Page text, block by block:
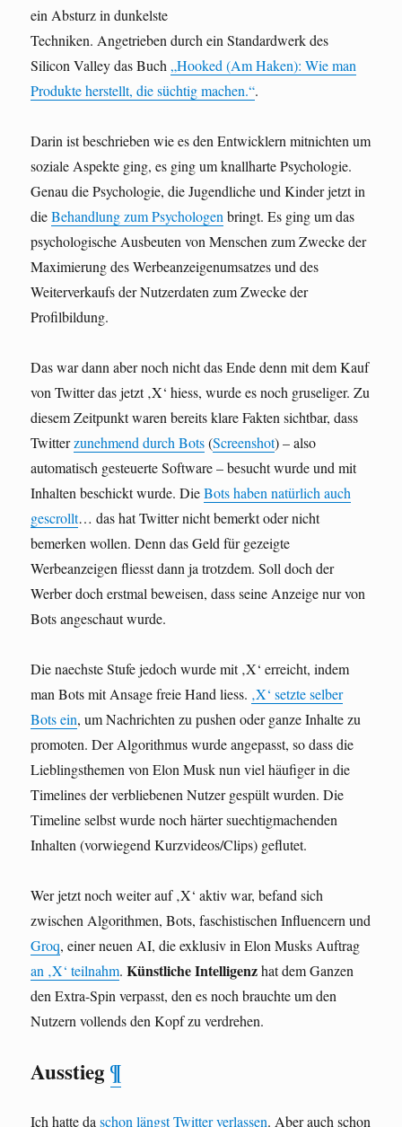
ein Absturz in dunkelste
Techniken. Angetrieben durch ein Standardwerk des
Silicon Valley das Buch „Hooked (Am Haken): Wie man
Produkte herstellt, die süchtig machen.“.
Darin ist beschrieben wie es den Entwicklern mitnichten um
soziale Aspekte ging, es ging um knallharte Psychologie.
Genau die Psychologie, die Jugendliche und Kinder jetzt in
dieBehandlung zum Psychologen bringt. Es ging um das
psychologische Ausbeuten von Menschen zum Zwecke der
Maximierung des Werbeanzeigenumsatzes und des
Weiterverkaufs der Nutzerdaten zum Zwecke der
Profilbildung.
Das war dann aber noch nicht das Ende denn mit dem Kauf
von Twitter das jetzt ‚X‘ hiess, wurde es noch gruseliger. Zu
diesem Zeitpunkt waren bereits klare Fakten sichtbar, dass
Twitterzunehmend durch Bots(Screenshot) – also
automatisch gesteuerte Software – besucht wurde und mit
Inhalten beschickt wurde. DieBots haben natürlich auch
gescrollt… das hat Twitter nicht bemerkt oder nicht
bemerken wollen. Denn das Geld für gezeigte
Werbeanzeigen fliesst dann ja trotzdem. Soll doch der
Werber doch erstmal beweisen, dass seine Anzeige nur von
Bots angeschaut wurde.
Die naechste Stufe jedoch wurde mit ‚X‘ erreicht, indem
man Bots mit Ansage freie Hand liess. ‚X‘ setzte selber
Bots ein, um Nachrichten zu pushen oder ganze Inhalte zu
promoten. Der Algorithmus wurde angepasst, so dass die
Lieblingsthemen von Elon Musk nun viel häufiger in die
Timelines der verbliebenen Nutzer gespült wurden. Die
Timeline selbst wurde noch härter suechtigmachenden
Inhalten (vorwiegend Kurzvideos/Clips) geflutet.
Wer jetzt noch weiter auf ‚X‘ aktiv war, befand sich
zwischen Algorithmen, Bots, faschistischen Influencern und
Groq, einer neuen AI, die exklusiv in Elon Musks Auftrag
an ‚X‘ teilnahm.Künstliche Intelligenzhat dem Ganzen
den Extra-Spin verpasst, den es noch brauchte um den
Nutzern vollends den Kopf zu verdrehen.
Ausstieg¶
Ich hatte daschon längst Twitter verlassen. Aber auch schon